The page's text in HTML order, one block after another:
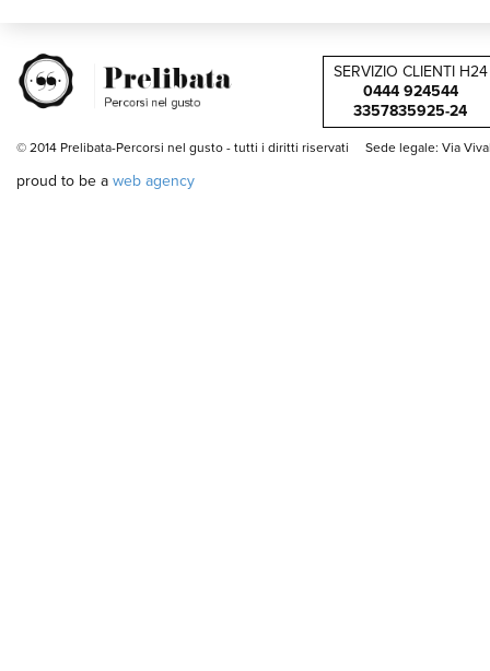
SERVIZIO CLIENTI H24
0444 924544
3357835925-24
© 2014 Prelibata-Percorsi nel gusto - tutti i diritti riservati Sede legale: Via
proud to be a web agency